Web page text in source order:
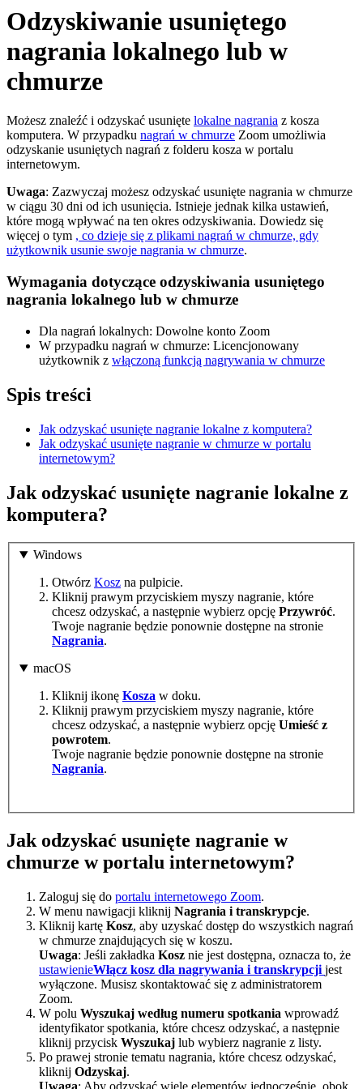
Odzyskiwanie usuniętego
nagrania lokalnego lub w
chmurze
Możesz znaleźć i odzyskać usunięte lokalne nagrania z kosza
komputera. W przypadku nagrań w chmurze Zoom umożliwia
odzyskanie usuniętych nagrań z folderu kosza w portalu
internetowym.
Uwaga: Zazwyczaj możesz odzyskać usunięte nagrania w chmurze
w ciągu 30 dni od ich usunięcia. Istnieje jednak kilka ustawień,
które mogą wpływać na ten okres odzyskiwania. Dowiedz się
więcej o tym , co dzieje się z plikami nagrań w chmurze, gdy
użytkownik usunie swoje nagrania w chmurze.
Wymagania dotyczące odzyskiwania usuniętego
nagrania lokalnego lub w chmurze
Dla nagrań lokalnych: Dowolne konto Zoom
W przypadku nagrań w chmurze: Licencjonowany
użytkownik z włączoną funkcją nagrywania w chmurze
Spis treści
Jak odzyskać usunięte nagranie lokalne z komputera?
Jak odzyskać usunięte nagranie w chmurze w portalu
internetowym?
Jak odzyskać usunięte nagranie lokalne z
komputera?
Windows
Otwórz Kosz na pulpicie.
Kliknij prawym przyciskiem myszy nagranie, które
chcesz odzyskać, a następnie wybierz opcję Przywróć.
Twoje nagranie będzie ponownie dostępne na stronie
Nagrania.
macOS
Kliknij ikonę Kosza w doku.
Kliknij prawym przyciskiem myszy nagranie, które
chcesz odzyskać, a następnie wybierz opcję Umieść z
powrotem.
Twoje nagranie będzie ponownie dostępne na stronie
Nagrania.
Jak odzyskać usunięte nagranie w
chmurze w portalu internetowym?
Zaloguj się do portalu internetowego Zoom.
W menu nawigacji kliknij Nagrania i transkrypcje.
Kliknij kartę Kosz, aby uzyskać dostęp do wszystkich nagrań
w chmurze znajdujących się w koszu.
Uwaga: Jeśli zakładka Kosz nie jest dostępna, oznacza to, że
ustawienieWłącz kosz dla nagrywania i transkrypcji jest
wyłączone. Musisz skontaktować się z administratorem
Zoom.
W polu Wyszukaj według numeru spotkania wprowadź
identyfikator spotkania, które chcesz odzyskać, a następnie
kliknij przycisk Wyszukaj lub wybierz nagranie z listy.
Po prawej stronie tematu nagrania, które chcesz odzyskać,
kliknij Odzyskaj.
Uwaga: Aby odzyskać wiele elementów jednocześnie, obok